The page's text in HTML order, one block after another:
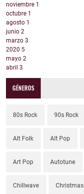
noviembre 1
octubre 1
agosto 1
junio 2
marzo 3
2020 5
mayo 2
abril 3
GÉNEROS
80s Rock 90s Rock
Alt Folk Alt Pop
Art Pop Autotune
Chillwave Christmas